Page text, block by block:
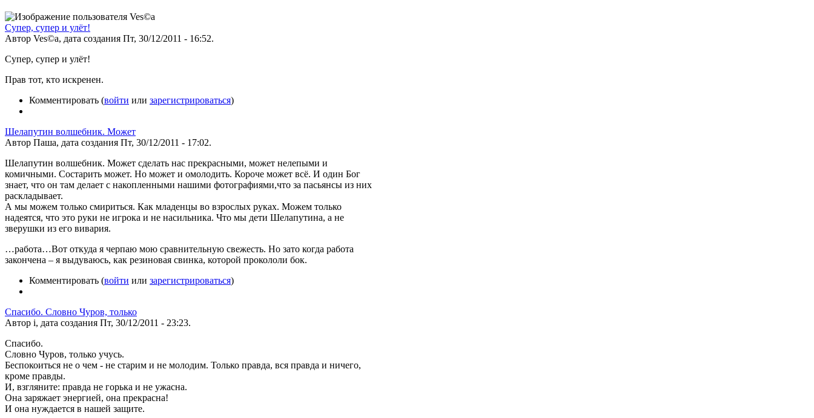
Супер, супер и улёт!
Автор Ves©a, дата создания Пт, 30/12/2011 - 16:52.
Супер, супер и улёт!
Прав тот, кто искренен.
Комментировать (войти или зарегистрироваться)
Шелапутин волшебник. Может
Автор Паша, дата создания Пт, 30/12/2011 - 17:02.
Шелапутин волшебник. Может сделать нас прекрасными, может нелепыми и
комичными. Состарить может. Но может и омолодить. Короче может всё. И один Бог
знает, что он там делает с накопленными нашими фотографиями,что за пасьянсы из них
раскладывает.
А мы можем только смириться. Как младенцы во взрослых руках. Можем только
надеятся, что это руки не игрока и не насильника. Что мы дети Шелапутина, а не
зверушки из его вивария.
…работа…Вот откуда я черпаю мою сравнительную свежесть. Но зато когда работа
закончена – я выдуваюсь, как резиновая свинка, которой прокололи бок.
Комментировать (войти или зарегистрироваться)
Спасибо. Словно Чуров, только
Автор i, дата создания Пт, 30/12/2011 - 23:23.
Спасибо.
Словно Чуров, только учусь.
Беспокоиться не о чем - не старим и не молодим. Только правда, вся правда и ничего,
кроме правды.
И, взгляните: правда не горька и не ужасна.
Она заряжает энергией, она прекрасна!
И она нуждается в нашей защите.